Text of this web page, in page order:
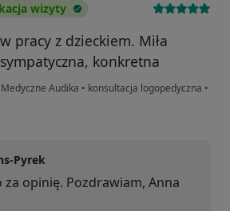
wizyty
pracy z dzieckiem. Miła
konkretna
Audika • konsultacja logopedyczna •
Pyrek
opinię. Pozdrawiam, Anna